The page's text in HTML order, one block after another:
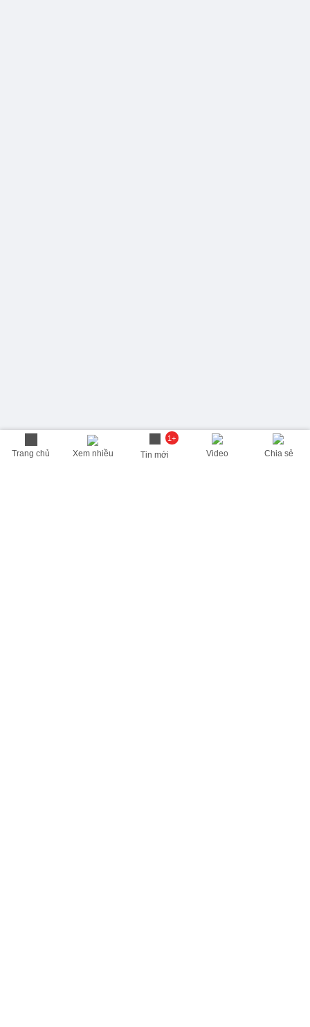
Trang chủ Xem nhiều
1+
Tin mới Video Chia sẻ